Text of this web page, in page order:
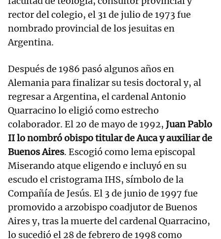
rector del colegio, el 31 de julio de 1973 fue
nombrado provincial de los jesuitas en
Argentina.
Después de 1986 pasó algunos años en
Alemania para finalizar su tesis doctoral y, al
regresar a Argentina, el cardenal Antonio
Quarracino lo eligió como estrecho
colaborador. El 20 de mayo de 1992, Juan Pablo
II lo nombró obispo titular de Auca y auxiliar de
Buenos Aires. Escogió como lema episcopal
Miserando atque eligendo e incluyó en su
escudo el cristograma IHS, símbolo de la
Compañía de Jesús. El 3 de junio de 1997 fue
promovido a arzobispo coadjutor de Buenos
Aires y, tras la muerte del cardenal Quarracino,
lo sucedió el 28 de febrero de 1998 como